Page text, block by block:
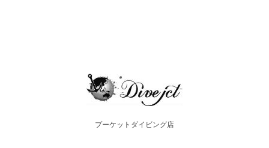
プーケットダイビング店